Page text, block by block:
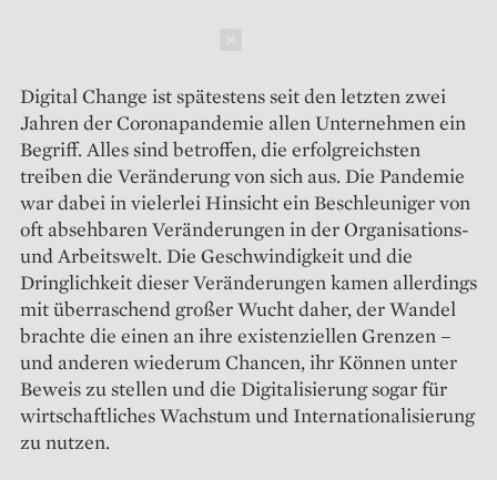
Digital Change ist spätestens seit den letzten zwei
Jahren der Coronapandemie allen Unternehmen ein
Begriff. Alles sind betroffen, die erfolgreichsten
treiben die Veränderung von sich aus. Die Pandemie
war dabei in vielerlei Hinsicht ein Beschleuniger von
oft absehbaren Veränderungen in der Organisations-
und Arbeitswelt. Die Geschwindigkeit und die
Dringlichkeit dieser Veränderungen kamen allerdings
mit überraschend großer Wucht daher, der Wandel
brachte die einen an ihre existenziellen Grenzen –
und anderen wiederum Chancen, ihr Können unter
Beweis zu stellen und die Digitalisierung sogar für
wirtschaftliches Wachstum und Internationalisierung
zu nutzen.